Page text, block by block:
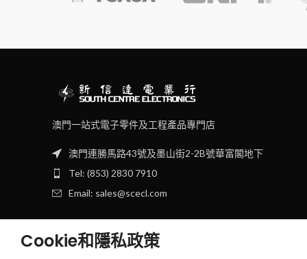
澳門一站式電子零件及工程產品專門店
澳門連勝馬路43號及墨山街2-2B號華富閣地下
Tel: (853) 2830 7910
Email: sales@scecl.com
Cookie和隱私政策